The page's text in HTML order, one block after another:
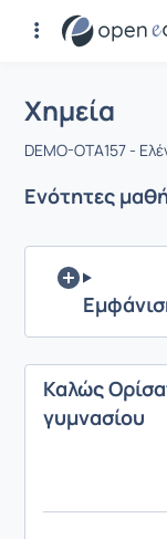
Αρχική
Μάθημα :
Χημεία
DEMO-OTA157 -
Ενότητες
Καλώς
γυμνασίου